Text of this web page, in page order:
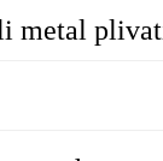
metal